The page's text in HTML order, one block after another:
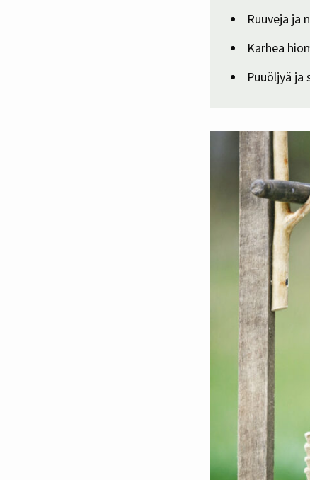
Ruuveja ja
Karhea
Puuöljyä ja